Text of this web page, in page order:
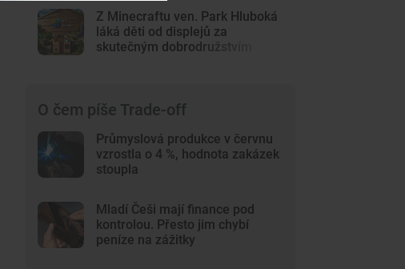
Z Minecraftu ven. Park Hluboká
láká děti od displejů za
skutečným dobrodružstvím
O čem píše Trade-off
Průmyslová produkce v červnu
vzrostla o 4 %, hodnota zakázek
stoupla
Mladí Češi mají finance pod
kontrolou. Přesto jim chybí
peníze na zážitky